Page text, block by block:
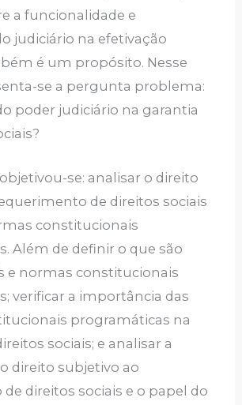
a funcionalidade e
judiciário na efetivação
é um propósito. Nesse
se a pergunta problema:
poder judiciário na garantia
se: analisar o direito
de direitos sociais
constitucionais
Além de definir o que são
e normas constitucionais
verificar a importância das
programáticas na
sociais; e analisar a
direito subjetivo ao
direitos sociais e o papel do